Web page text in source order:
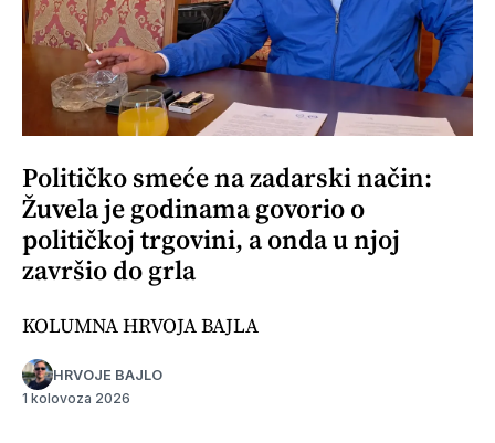
Političko smeće na zadarski način:
Žuvela je godinama govorio o
političkoj trgovini, a onda u njoj
završio do grla
KOLUMNA HRVOJA BAJLA
HRVOJE BAJLO
1 kolovoza 2026